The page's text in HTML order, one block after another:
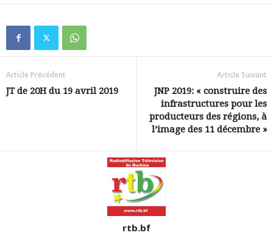
Article Précédent
JT de 20H du 19 avril 2019
Article Suivant
JNP 2019: « construire des
infrastructures pour les
producteurs des régions, à
l’image des 11 décembre »
rtb.bf